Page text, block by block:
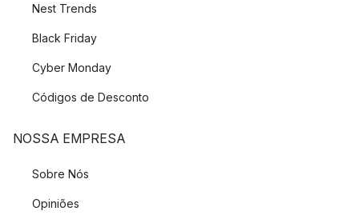
Nest Trends
Black Friday
Cyber Monday
Códigos de Desconto
NOSSA EMPRESA
Sobre Nós
Opiniões